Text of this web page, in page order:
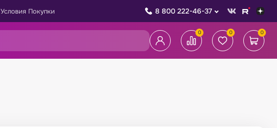
Условия Покупки 8 800 222-46-37
0 0 0